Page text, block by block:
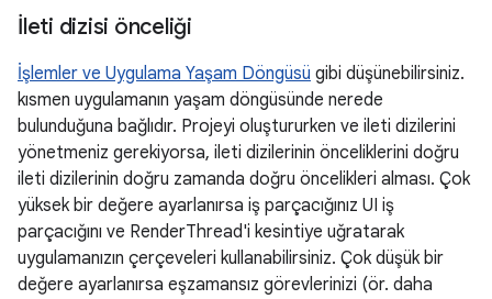
İleti dizisi önceliği
İşlemler ve Uygulama Yaşam Döngüsü gibi düşünebilirsiniz.
kısmen uygulamanın yaşam döngüsünde nerede
bulunduğuna bağlıdır. Projeyi oluştururken ve ileti dizilerini
yönetmeniz gerekiyorsa, ileti dizilerinin önceliklerini doğru
ileti dizilerinin doğru zamanda doğru öncelikleri alması. Çok
yüksek bir değere ayarlanırsa iş parçacığınız UI iş
parçacığını ve RenderThread'i kesintiye uğratarak
uygulamanızın çerçeveleri kullanabilirsiniz. Çok düşük bir
değere ayarlanırsa eşzamansız görevlerinizi (ör. daha